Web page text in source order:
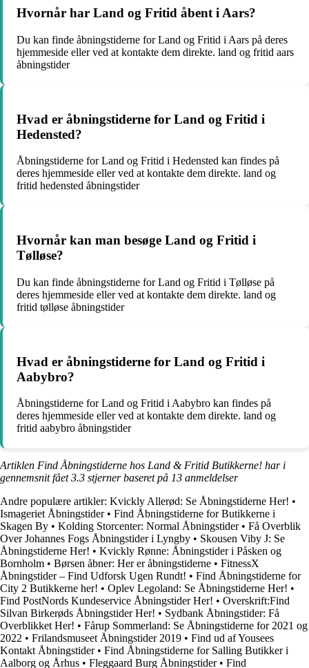
Hvornår har Land og Fritid åbent i Aars?
Du kan finde åbningstiderne for Land og Fritid i Aars på deres
hjemmeside eller ved at kontakte dem direkte. land og fritid aars
åbningstider
Hvad er åbningstiderne for Land og Fritid i
Hedensted?
Åbningstiderne for Land og Fritid i Hedensted kan findes på
deres hjemmeside eller ved at kontakte dem direkte. land og
fritid hedensted åbningstider
Hvornår kan man besøge Land og Fritid i
Tølløse?
Du kan finde åbningstiderne for Land og Fritid i Tølløse på
deres hjemmeside eller ved at kontakte dem direkte. land og
fritid tølløse åbningstider
Hvad er åbningstiderne for Land og Fritid i
Aabybro?
Åbningstiderne for Land og Fritid i Aabybro kan findes på
deres hjemmeside eller ved at kontakte dem direkte. land og
fritid aabybro åbningstider
Artiklen Find Åbningstiderne hos Land & Fritid Butikkerne! har i
gennemsnit fået3.3 stjerner baseret på 13 anmeldelser
Andre populære artikler: Kvickly Allerød: Se Åbningstiderne Her! •
Ismageriet Åbningstider• Find Åbningstiderne for Butikkerne i
Skagen By • Kolding Storcenter: Normal Åbningstider• Få Overblik
Over Johannes Fogs Åbningstider i Lyngby • Skousen Viby J: Se
Åbningstiderne Her! • Kvickly Rønne: Åbningstider i Påsken og
Bornholm • Børsen åbner: Her er åbningstiderne • FitnessX
Åbningstider – Find Udforsk Ugen Rundt! • Find Åbningstiderne for
City 2 Butikkerne her! • Oplev Legoland: Se Åbningstiderne Her! •
Find PostNords Kundeservice Åbningstider Her! • Overskrift:Find
Silvan Birkerøds Åbningstider Her! • Sydbank Åbningstider: Få
Overblikket Her! • Fårup Sommerland: Se Åbningstiderne for 2021 og
2022 • Frilandsmuseet Åbningstider 2019 • Find ud af Yousees
Kontakt Åbningstider• Find Åbningstiderne for Salling Butikker i
Aalborg og Århus • Fleggaard Burg Åbningstider• Find